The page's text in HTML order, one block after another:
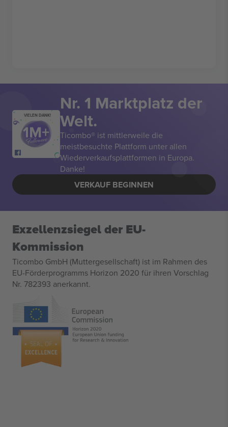
VIELEN DANK!
Nr. 1 Marktplatz der
Welt.
Ticombo® ist mittlerweile die
meistbesuchte Plattform unter allen
Wiederverkaufsplattformen in Europa.
Danke!
VERKAUF BEGINNEN
Exzellenzsiegel der EU-
Kommission
Ticombo GmbH (Muttergesellschaft) ist im Rahmen des
EU-Förderprogramms Horizon 2020 für ihren Vorschlag
Nr. 782393 anerkannt.